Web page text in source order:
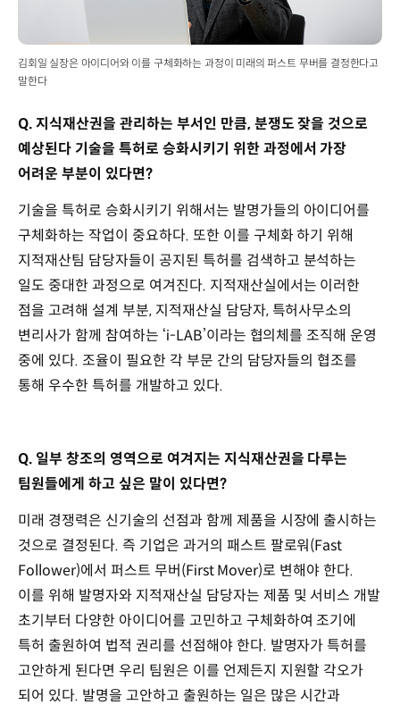
김회일 실장은 아이디어와 이를 구체화하는 과정이 미래의 퍼스트 무버를 결정한다고
말한다
Q. 지식재산권을 관리하는 부서인 만큼, 분쟁도 잦을 것으로
예상된다 기술을 특허로 승화시키기 위한 과정에서 가장
어려운 부분이 있다면?
기술을 특허로 승화시키기 위해서는 발명가들의 아이디어를
구체화하는 작업이 중요하다. 또한 이를 구체화 하기 위해
지적재산팀 담당자들이 공지된 특허를 검색하고 분석하는
일도 중대한 과정으로 여겨진다. 지적재산실에서는 이러한
점을 고려해 설계 부분, 지적재산실 담당자, 특허사무소의
변리사가 함께 참여하는 ‘i-LAB’이라는 협의체를 조직해 운영
중에 있다. 조율이 필요한 각 부문 간의 담당자들의 협조를
통해 우수한 특허를 개발하고 있다.
Q. 일부 창조의 영역으로 여겨지는 지식재산권을 다루는
팀원들에게 하고 싶은 말이 있다면?
미래 경쟁력은 신기술의 선점과 함께 제품을 시장에 출시하는
것으로 결정된다. 즉 기업은 과거의 패스트 팔로워(Fast
Follower)에서 퍼스트 무버(First Mover)로 변해야 한다.
이를 위해 발명자와 지적재산실 담당자는 제품 및 서비스 개발
초기부터 다양한 아이디어를 고민하고 구체화하여 조기에
특허 출원하여 법적 권리를 선점해야 한다. 발명자가 특허를
고안하게 된다면 우리 팀원은 이를 언제든지 지원할 각오가
되어 있다. 발명을 고안하고 출원하는 일은 많은 시간과